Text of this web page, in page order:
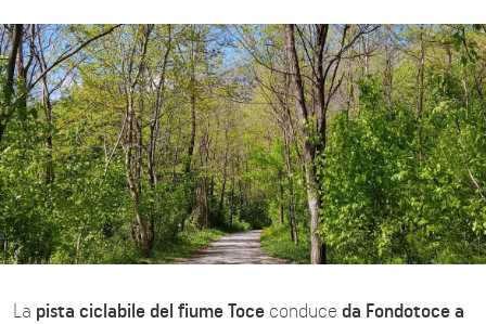
La pista ciclabile del fiume Toce conduce da Fondotoce a